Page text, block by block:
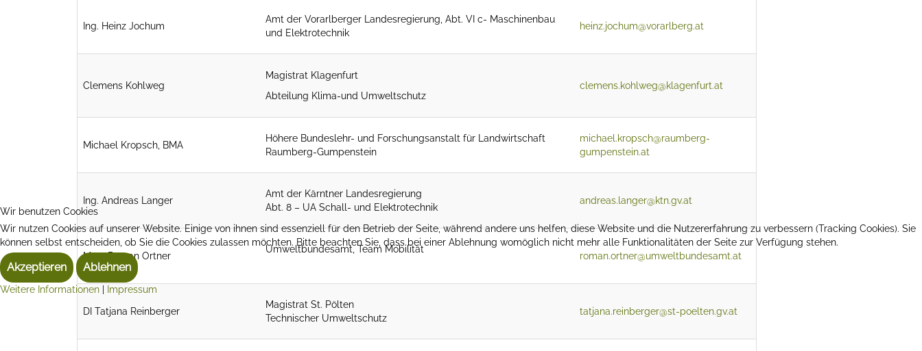
Ing. Heinz Jochum
Amt der Vorarlberger Landesregierung, Abt. VI c- Maschinenbau
und Elektrotechnik
heinz.jochum@vorarlberg.at
Clemens Kohlweg
Magistrat Klagenfurt
Abteilung Klima-und Umweltschutz
clemens.kohlweg@klagenfurt.at
Michael Kropsch, BMA
Höhere Bundeslehr- und Forschungsanstalt für Landwirtschaft
Raumberg-Gumpenstein
michael.kropsch@raumberg-
gumpenstein.at
Ing. Andreas Langer
Amt der Kärntner Landesregierung
Abt. 8 – UA Schall- und Elektrotechnik
andreas.langer@ktn.gv.at
Mag. Roman Ortner
Umweltbundesamt, Team Mobilität
roman.ortner@umweltbundesamt.at
DI Tatjana Reinberger
Magistrat St. Pölten
Technischer Umweltschutz
tatjana.reinberger@st-poelten.gv.at
Wir benutzen Cookies
Wir nutzen Cookies auf unserer Website. Einige von ihnen sind essenziell für den Betrieb der Seite, während andere uns helfen, diese Website und die Nutzererfahrung zu verbessern (Tracking Cookies). Sie
können selbst entscheiden, ob Sie die Cookies zulassen möchten. Bitte beachten Sie, dass bei einer Ablehnung womöglich nicht mehr alle Funktionalitäten der Seite zur Verfügung stehen.
Akzeptieren Ablehnen
Weitere Informationen | Impressum